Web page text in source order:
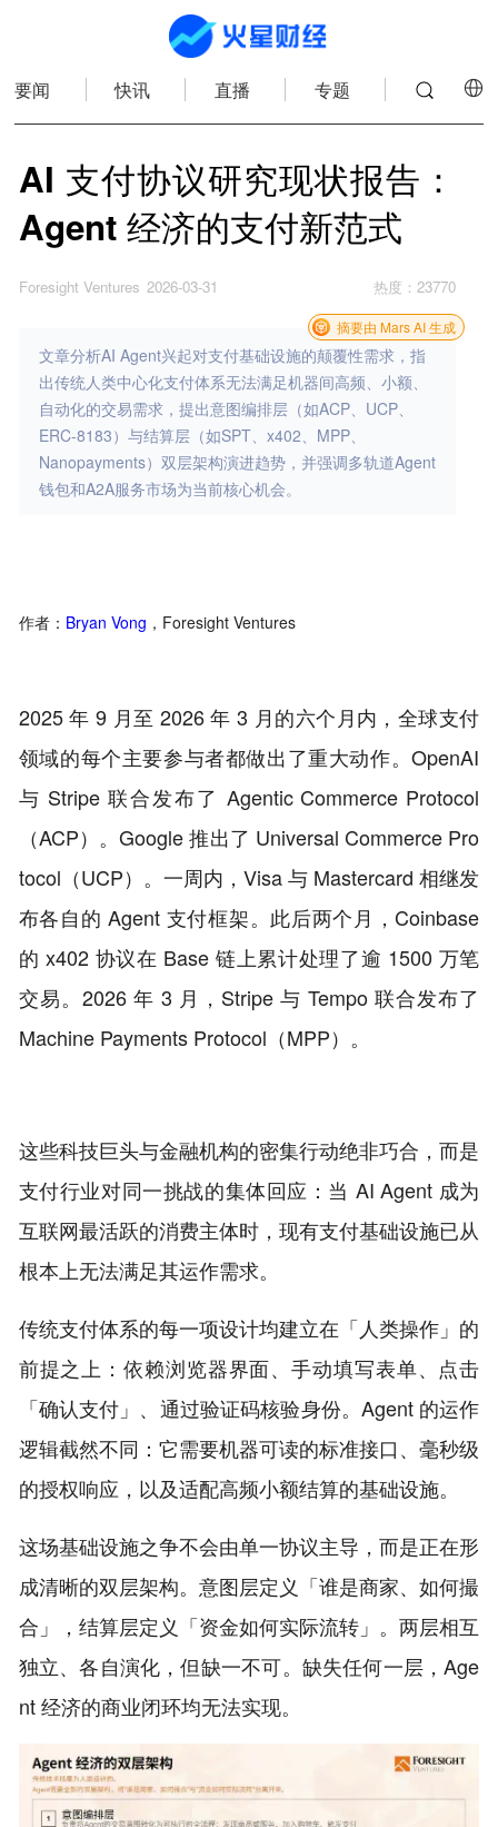
要闻 快讯 直播 专题
AI 支付协议研究现状报告：
Agent 经济的支付新范式
Foresight Ventures 2026-03-31 热度 ： 23770
文章分析AI Agent兴起对支付基础设施的颠覆性需求，指
出传统人类中心化支付体系无法满足机器间高频、小额、
自动化的交易需求，提出意图编排层（如ACP、UCP、
ERC-8183）与结算层（如SPT、x402、MPP、
Nanopayments）双层架构演进趋势，并强调多轨道Agent
钱包和A2A服务市场为当前核心机会。
摘要由 Mars AI 生成
作者： Bryan Vong ，Foresight Ventures
2025 年 9 月至 2026 年 3 月的六个月内，全球支付
领域的每个主要参与者都做出了重大动作。OpenAI
与 Stripe 联合发布了 Agentic Commerce Protocol
（ACP）。Google 推出了 Universal Commerce Pro
tocol（UCP）。一周内，Visa 与 Mastercard 相继发
布各自的 Agent 支付框架。此后两个月，Coinbase
的 x402 协议在 Base 链上累计处理了逾 1500 万笔
交易。2026 年 3 月，Stripe 与 Tempo 联合发布了
Machine Payments Protocol（MPP）。
这些科技巨头与金融机构的密集行动绝非巧合，而是
支付行业对同一挑战的集体回应：当 AI Agent 成为
互联网最活跃的消费主体时，现有支付基础设施已从
根本上无法满足其运作需求。
传统支付体系的每一项设计均建立在「人类操作」的
前提之上：依赖浏览器界面、手动填写表单、点击
「确认支付」、通过验证码核验身份。Agent 的运作
逻辑截然不同：它需要机器可读的标准接口、毫秒级
的授权响应，以及适配高频小额结算的基础设施。
这场基础设施之争不会由单一协议主导，而是正在形
成清晰的双层架构。意图层定义「谁是商家、如何撮
合」，结算层定义「资金如何实际流转」。两层相互
独立、各自演化，但缺一不可。缺失任何一层，Age
nt 经济的商业闭环均无法实现。